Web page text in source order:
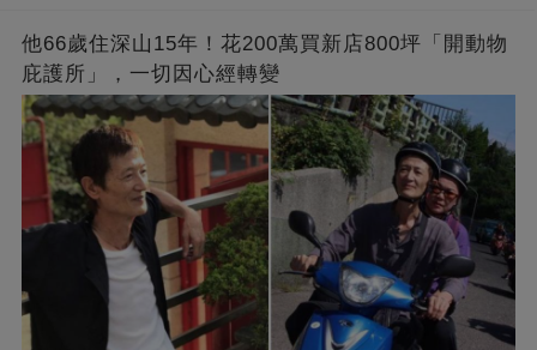
他66歲住深山15年！花200萬買新店800坪「開動物
庇護所」，一切因心經轉變